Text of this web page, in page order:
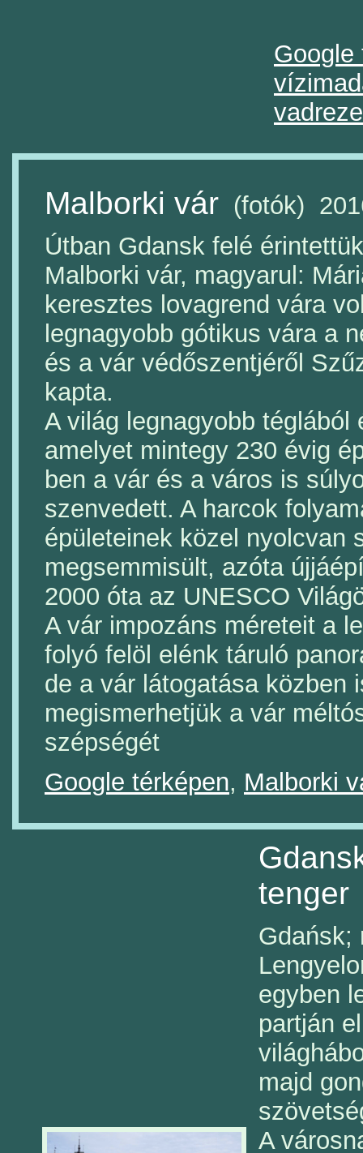
Google
Malborki vár (fotók)
Útban Gdansk felé
Malborki vár, magyarul:
keresztes lovagrend vára
legnagyobb gótikus vára a
és a vár védőszentjéről
kapta.
A világ legnagyobb téglából
amelyet mintegy 230 évig
ben a vár és a város is
szenvedett. A harcok
épületeinek közel nyolcvan
megsemmisült, azóta
2000 óta az UNESCO
A vár impozáns méreteit a
folyó felöl elénk táruló
de a vár látogatása közben
megismerhetjük a vár
szépségét
Google térképen, Malborki
tenger
Gdańsk;
egyben
partján
majd
A